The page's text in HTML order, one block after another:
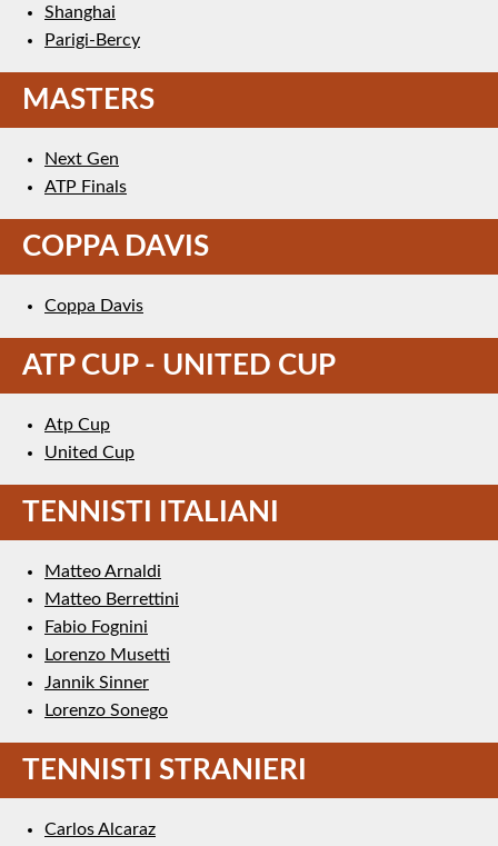
Shanghai
Parigi-Bercy
MASTERS
Next Gen
ATP Finals
COPPA DAVIS
Coppa Davis
ATP CUP - UNITED CUP
Atp Cup
United Cup
TENNISTI ITALIANI
Matteo Arnaldi
Matteo Berrettini
Fabio Fognini
Lorenzo Musetti
Jannik Sinner
Lorenzo Sonego
TENNISTI STRANIERI
Carlos Alcaraz